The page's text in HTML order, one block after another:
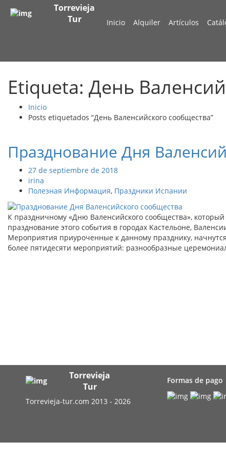
Torrevieja
Tur
Inicio Alquiler Artículos
Etiqueta: День
Inicio
Posts etiquetados “День Валенсийского сообщества”
Празднование Дня
27 de septiembre de 2018
irina
Полезная Информация, Праздники Испании
К праздничному «Дню Валенсийского сообщества»,
празднование этого события в городах Kастельоне,
Мероприятия приуроченные к данному празднику,
более пятидесяти мероприятий: разнообразные
Torrevieja
Tur
Torrevieja-tur.com 2013 - 2026
Formas de pago